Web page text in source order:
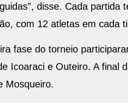
disse. Cada
com 12 atletas em cada
fase do torneio
Icoaraci e Outeiro. A final
Mosqueiro.